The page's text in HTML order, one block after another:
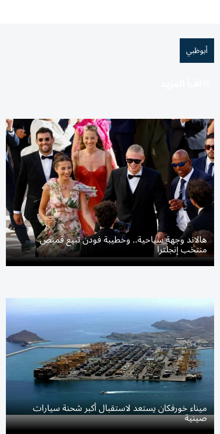
أبوظبي
هالاند وجهة سياحية.. وخطيبة فودن تبيع قميص
منتخب إنجلترا
ميناء خورفكان يستعد لاستقبال أكبر شحنة سيارات
صينية